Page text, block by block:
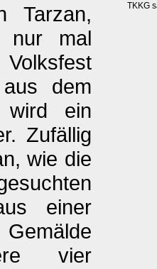
Tarzan,
nur mal
dem
wird ein
Zufällig
wie die
einer
vier
TKKG